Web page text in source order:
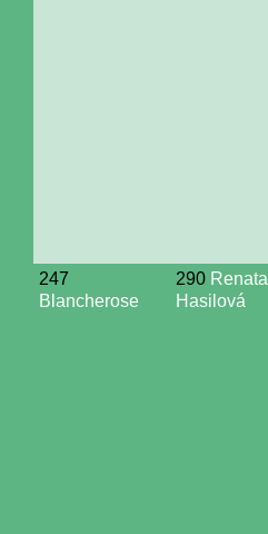
247
Blancherose
290 Renata
Hasilová